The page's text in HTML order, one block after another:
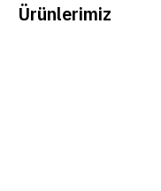
Ürünlerimiz